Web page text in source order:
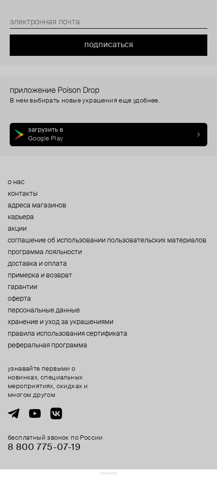
подписаться
приложение Poison Drop
В нем выбирать новые украшения еще удобнее.
загрузить в
Google Play
о нас
контакты
адреса магазинов
карьера
акции
cоглашение об использовании пользовательских материалов
программа лояльности
доставка и оплата
примерка и возврат
гарантии
оферта
персональные данные
хранение и уход за украшениями
правила использования сертификата
реферальная программа
бесплатный звонок по России
8 800 775⁠-07⁠-19
узнавайте первыми о
новинках, специальных
мероприятиях, скидках и
многом другом